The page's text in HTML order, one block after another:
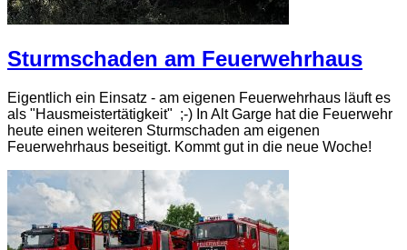
Sturmschaden am Feuerwehrhaus
Eigentlich ein Einsatz - am eigenen Feuerwehrhaus läuft es
als "Hausmeistertätigkeit" ;-) In Alt Garge hat die Feuerwehr
heute einen weiteren Sturmschaden am eigenen
Feuerwehrhaus beseitigt. Kommt gut in die neue Woche!